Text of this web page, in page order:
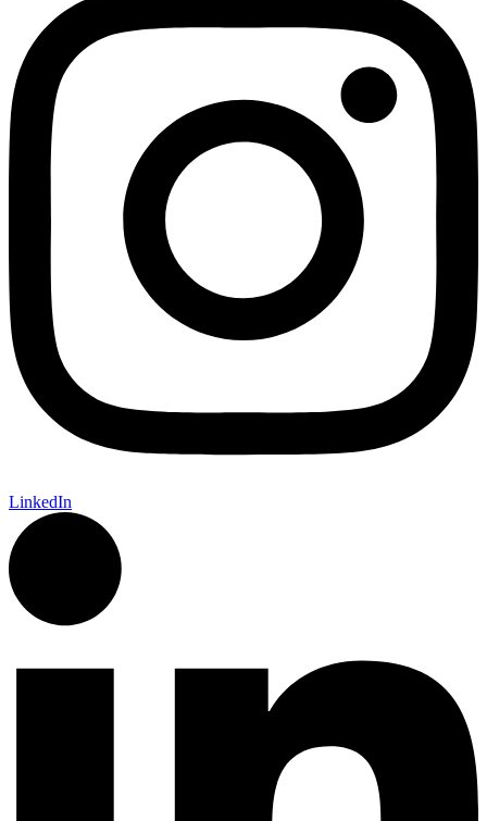
LinkedIn